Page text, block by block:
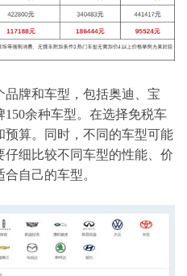
牌和车型，包括奥迪、宝
余种车型。在选择免税车
算。同时，不同的车型可能
细比较不同车型的性能、价
自己的车型。